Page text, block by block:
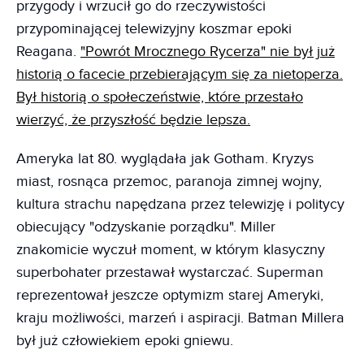
przygody i wrzucił go do rzeczywistości
przypominającej telewizyjny koszmar epoki
Reagana. "Powrót Mrocznego Rycerza" nie był już
historią o facecie przebierającym się za nietoperza.
Był historią o społeczeństwie, które przestało
wierzyć, że przyszłość będzie lepsza.
Ameryka lat 80. wyglądała jak Gotham. Kryzys
miast, rosnąca przemoc, paranoja zimnej wojny,
kultura strachu napędzana przez telewizję i politycy
obiecujący "odzyskanie porządku". Miller
znakomicie wyczuł moment, w którym klasyczny
superbohater przestawał wystarczać. Superman
reprezentował jeszcze optymizm starej Ameryki,
kraju możliwości, marzeń i aspiracji. Batman Millera
był już człowiekiem epoki gniewu.